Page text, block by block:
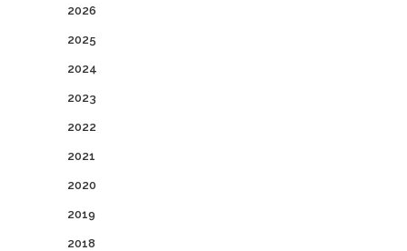
2026
2025
2024
2023
2022
2021
2020
2019
2018